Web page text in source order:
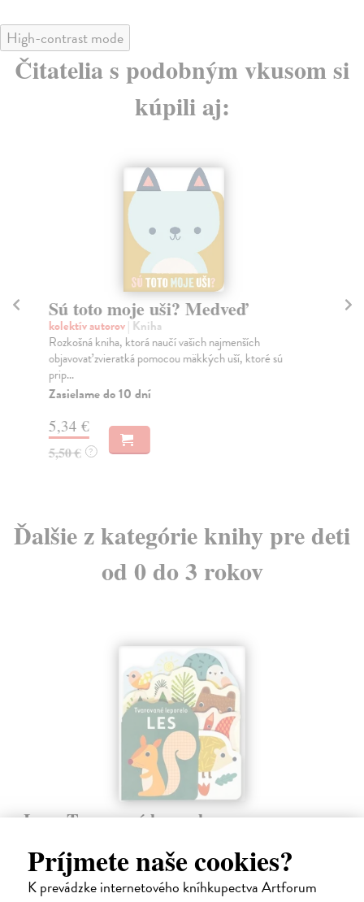
Príjmete naše cookies?
K prevádzke internetového kníhkupectva Artforum
High-contrast mode
Čitatelia s podobným vkusom si
kúpili aj:
Sú toto moje uši? Medveď
kolektív autorov| Kniha
Rozkošná kniha, ktorá naučí vašich najmenších
objavovať zvieratká pomocou mäkkých uší, ktoré sú
prip...
Zasielame do 10 dní
5,34 €
5,50 € ?
Ďalšie z kategórie knihy pre deti
od 0 do 3 rokov
Les - Tvarované leporelo
Táto knižka s veselými obrázkami a rôzne tvarovanými stránkami
zaujme malé deti a zoznámi ich so životom v lese.
Do 6 dní